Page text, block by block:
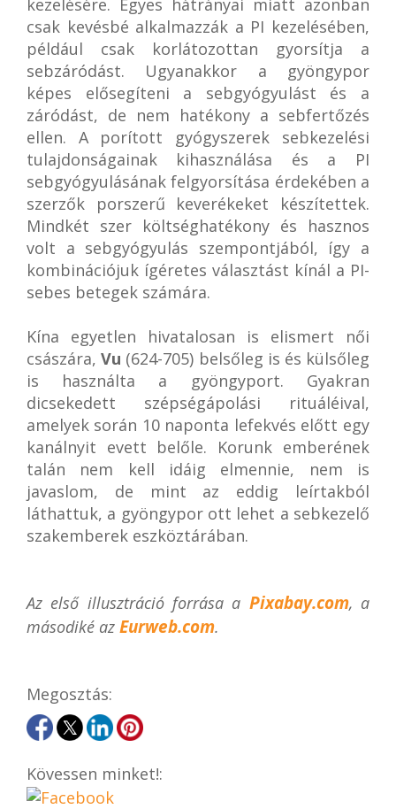
kezelésére. Egyes hátrányai miatt azonban
csak kevésbé alkalmazzák a PI kezelésében,
például csak korlátozottan gyorsítja a
sebzáródást. Ugyanakkor a gyöngypor
képes elősegíteni a sebgyógyulást és a
záródást, de nem hatékony a sebfertőzés
ellen. A porított gyógyszerek sebkezelési
tulajdonságainak kihasználása és a PI
sebgyógyulásának felgyorsítása érdekében a
szerzők porszerű keverékeket készítettek.
Mindkét szer költséghatékony és hasznos
volt a sebgyógyulás szempontjából, így a
kombinációjuk ígéretes választást kínál a PI-
sebes betegek számára.
Kína egyetlen hivatalosan is elismert női
császára,Vu (624-705) belsőleg is és külsőleg
is használta a gyöngyport. Gyakran
dicsekedett szépségápolási rituáléival,
amelyek során 10 naponta lefekvés előtt egy
kanálnyit evett belőle. Korunk emberének
talán nem kell idáig elmennie, nem is
javaslom, de mint az eddig leírtakból
láthattuk, a gyöngypor ott lehet a sebkezelő
szakemberek eszköztárában.
Az első illusztráció forrása a Pixabay.com, a
másodiké az Eurweb.com.
Megosztás:
Kövessen minket!: